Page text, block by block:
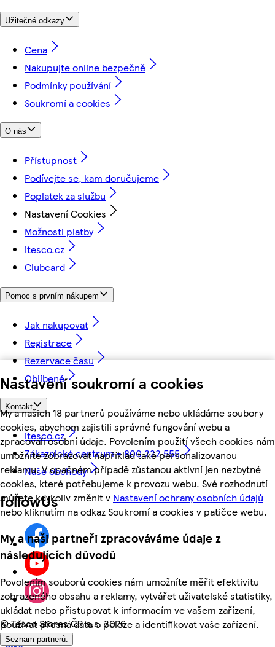
Nastavení soukromí a cookies
My a našich 18 partnerů používáme nebo ukládáme soubory
cookies, abychom zajistili správné fungování webu a
zpracovali osobní údaje. Povolením použití všech cookies nám
umožníte zobrazovat například také personalizovanou
reklamu. V opačném případě zůstanou aktivní jen nezbytné
cookies, které potřebujeme k provozu webu. Své rozhodnutí
můžete kdykoliv změnit v Nastavení ochrany osobních údajů
nebo kliknutím na odkaz Soukromí a cookies v patičce webu.
My a naši partneři zpracováváme údaje z
následujících důvodů
Povolením souborů cookies nám umožníte měřit efektivitu
zobrazeného obsahu a reklamy, vytvářet uživatelské statistiky,
ukládat nebo přistupovat k informacím ve vašem zařízení,
používat přesná data o poloze a identifikovat vaše zařízení.
Seznam partnerů.
Užitečné odkazy
Cena
Nakupujte online bezpečně
Podmínky používání
Soukromí a cookies
O nás
Přístupnost
Podívejte se, kam doručujeme
Poplatek za službu
Nastavení Cookies
Možnosti platby
itesco.cz
Clubcard
Pomoc s prvním nákupem
Jak nakupovat
Registrace
Rezervace času
Oblíbené
Kontakt
itesco.cz
Zákaznické centrum - 800 222 555
Naše obchody
followUs
©Tesco Stores ČR a.s. 2026